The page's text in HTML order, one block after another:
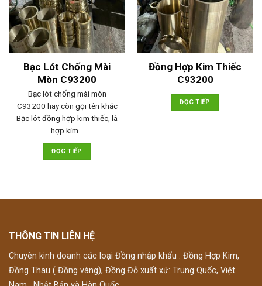
Bạc Lót Chống Mài
Mòn C93200
Bạc lót chống mài mòn
C93200 hay còn gọi tên khác
Bạc lót đồng hợp kim thiếc, là
hợp kim…
ĐỌC TIẾP
Đồng Hợp Kim Thiếc
C93200
ĐỌC TIẾP
THÔNG TIN LIÊN HỆ
Chuyên kinh doanh các loại Đồng nhập khẩu : Đồng Hợp Kim,
Đồng Thau ( Đồng vàng), Đồng Đỏ xuất xứ: Trung Quốc, Việt